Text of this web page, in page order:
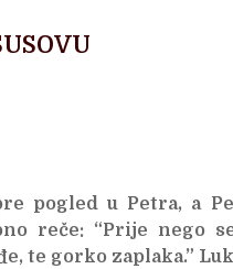
pogled u Petra, a
reče: “Prije nego
te gorko zaplaka.”